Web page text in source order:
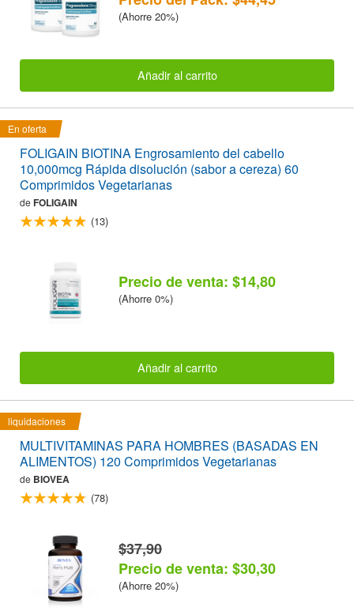
(Ahorre 20%)
Añadir al carrito
En oferta
FOLIGAIN BIOTINA Engrosamiento del cabello
10,000mcg Rápida disolución (sabor a cereza) 60
Comprimidos Vegetarianas
de FOLIGAIN
(13)
Precio de venta: $14,80
(Ahorre 0%)
Añadir al carrito
liquidaciones
MULTIVITAMINAS PARA HOMBRES (BASADAS EN
ALIMENTOS) 120 Comprimidos Vegetarianas
de BIOVEA
(78)
$37,90
Precio de venta: $30,30
(Ahorre 20%)